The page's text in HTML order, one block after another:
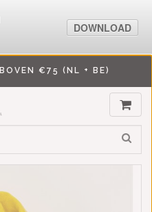
€75 (NL + BE)
DOWNLOAD
DOWNLOAD